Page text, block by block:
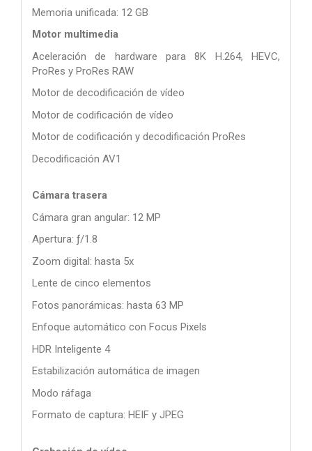
Memoria unificada: 12 GB
Motor multimedia
Aceleración de hardware para 8K H.264, HEVC,
ProRes y ProRes RAW
Motor de decodificación de vídeo
Motor de codificación de vídeo
Motor de codificación y decodificación ProRes
Decodificación AV1
Cámara trasera
Cámara gran angular: 12 MP
Apertura: ƒ/1.8
Zoom digital: hasta 5x
Lente de cinco elementos
Fotos panorámicas: hasta 63 MP
Enfoque automático con Focus Pixels
HDR Inteligente 4
Estabilización automática de imagen
Modo ráfaga
Formato de captura: HEIF y JPEG